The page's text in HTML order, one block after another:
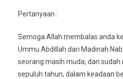
Pertanyaan :
Semoga Allah membalas anda
Ummu Abdillah dari Madinah
seorang masih muda, dan sudah
sepuluh tahun, dalam keadaan